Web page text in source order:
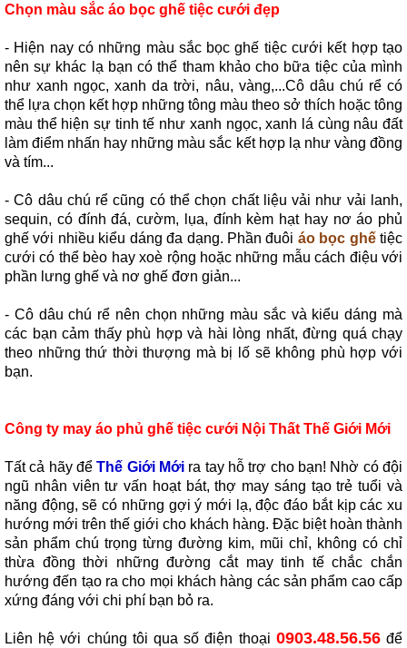
Chọn màu sắc áo bọc ghế tiệc cưới đẹp
- Hiện nay có những màu sắc bọc ghế tiệc cưới kết hợp tạo
nên sự khác lạ bạn có thể tham khảo cho bữa tiệc của mình
như xanh ngọc, xanh da trời, nâu, vàng,...Cô dâu chú rể có
thể lựa chọn kết hợp những tông màu theo sở thích hoặc tông
màu thể hiện sự tinh tế như xanh ngọc, xanh lá cùng nâu đất
làm điểm nhấn hay những màu sắc kết hợp lạ như vàng đồng
và tím...
- Cô dâu chú rể cũng có thể chọn chất liệu vải như vải lanh,
sequin, có đính đá, cườm, lụa, đính kèm hạt hay nơ áo phủ
ghế với nhiều kiểu dáng đa dạng. Phần đuôi áo bọc ghế tiệc
cưới có thể bèo hay xoè rộng hoặc những mẫu cách điệu với
phần lưng ghế và nơ ghế đơn giản...
- Cô dâu chú rể nên chọn những màu sắc và kiểu dáng mà
các bạn cảm thấy phù hợp và hài lòng nhất, đừng quá chạy
theo những thứ thời thượng mà bị lố sẽ không phù hợp với
bạn.
Công ty may áo phủ ghế tiệc cưới Nội Thất Thế Giới Mới
Tất cả hãy đểThế Giới Mới ra tay hỗ trợ cho bạn! Nhờ có đội
ngũ nhân viên tư vấn hoạt bát, thợ may sáng tạo trẻ tuổi và
năng động, sẽ có những gợi ý mới lạ, độc đáo bắt kịp các xu
hướng mới trên thế giới cho khách hàng. Đặc biệt hoàn thành
sản phẩm chú trọng từng đường kim, mũi chỉ, không có chỉ
thừa đồng thời những đường cắt may tinh tế chắc chắn
hướng đến tạo ra cho mọi khách hàng các sản phẩm cao cấp
xứng đáng với chi phí bạn bỏ ra.
Liên hệ với chúng tôi qua số điện thoại 0903.48.56.56để